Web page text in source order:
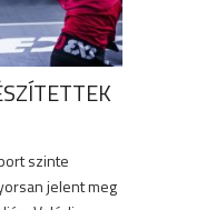
szinte
jelent meg